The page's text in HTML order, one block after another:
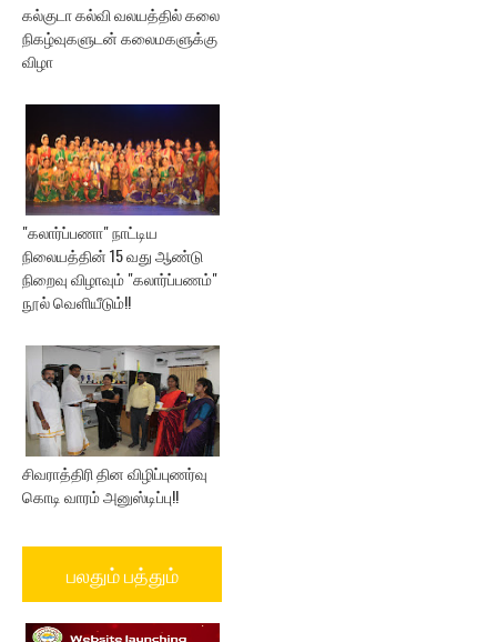
கல்குடா கல்வி வலயத்தில் கலை
நிகழ்வுகளுடன் கலைமகளுக்கு
விழா
"கலார்ப்பணா" நாட்டிய
நிலையத்தின் 15 வது ஆண்டு
நிறைவு விழாவும் "கலார்ப்பணம்"
நூல் வெளியீடும்!!
சிவராத்திரி தின விழிப்புணர்வு
கொடி வாரம் அனுஸ்டிப்பு!!
பலதும் பத்தும்